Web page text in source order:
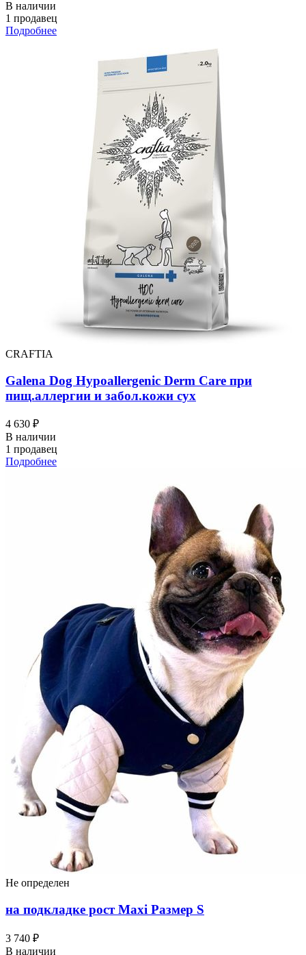
В наличии
1 продавец
Подробнее
CRAFTIA
Galena Dog Hypoallergenic Derm Care при
пищ.аллергии и забол.кожи сух
4 630 ₽
В наличии
1 продавец
Подробнее
Не определен
на подкладке рост Maxi Размер S
3 740 ₽
В наличии